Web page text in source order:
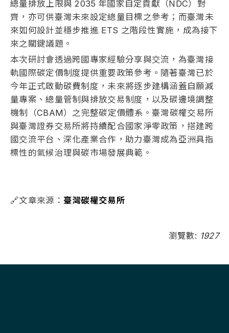
總量排放上限與 2035 年國家自定貢獻（NDC）對
齊，亦可供臺灣未來設定總量目標之參考；而臺灣未
來如何設計並穩步推進 ETS 之階段性實施，成為接下
來之關鍵議題。
本次研討會透過跨國專家經驗分享與交流，為臺灣接
軌國際碳定價制度提供重要政策參考。隨著臺灣已於
今年正式啟動碳費制度，未來將逐步建構涵蓋自願減
量專案、總量管制與排放交易制度，以及碳邊境調整
機制（CBAM）之完整碳定價體系。臺灣碳權交易所
與臺灣證券交易所將持續配合國家淨零政策，搭建跨
國交流平台、深化產業合作，助力臺灣成為亞洲具指
標性的氣候治理與碳市場發展典範。
🔗文章來源： 臺灣碳權交易所
瀏覽數: 1927